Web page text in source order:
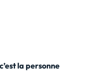
c’est la personne